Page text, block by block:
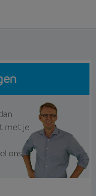
met je
ons